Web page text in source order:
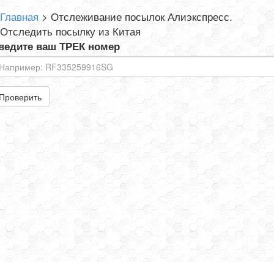
Главная > Отслеживание посылок Алиэкспресс.
Отследить посылку из Китая
ваш ТРЕК номер